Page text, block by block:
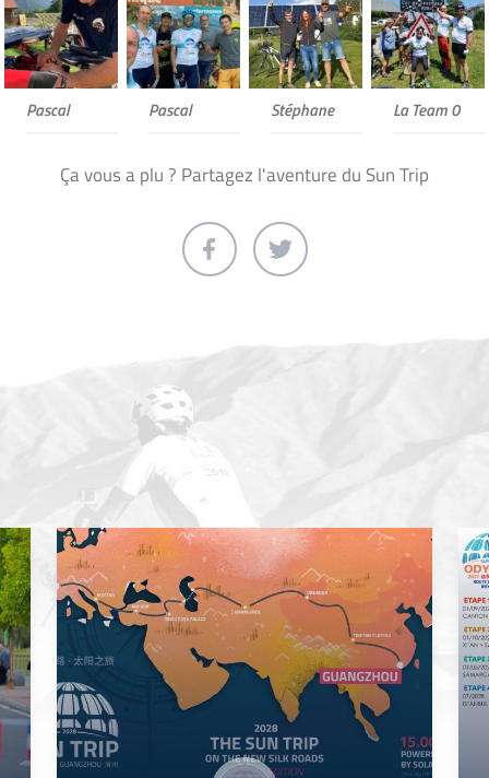
Pascal Pascal Stéphane La Team 0
Ça vous a plu ? Partagez l'aventure du Sun Trip